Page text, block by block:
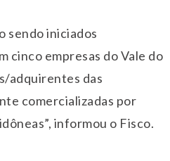
sendo iniciados
cinco empresas do Vale do
adquirentes das
comercializadas por
informou o Fisco.